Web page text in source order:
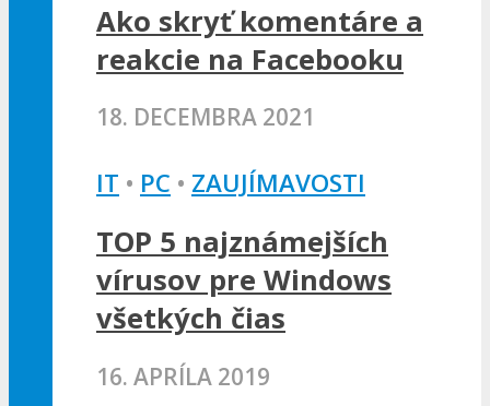
Ako skryť komentáre a
reakcie na Facebooku
18. DECEMBRA 2021
IT • PC • ZAUJÍMAVOSTI
TOP 5 najznámejších
vírusov pre Windows
všetkých čias
16. APRÍLA 2019